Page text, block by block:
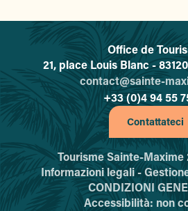
Office de
21, place Louis Blanc -
contact@sainte-
+33 (0)4 94 55
Contattateci
Tourisme Sainte-Maxime
Informazioni legali -
CONDIZIONI
Accessibilità: non